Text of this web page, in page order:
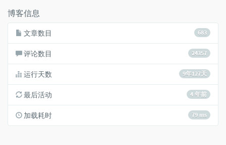
博客信息
683
文章数目
24357
评论数目
9年127天
运行天数
4 年前
最后活动
79 ms
加载耗时